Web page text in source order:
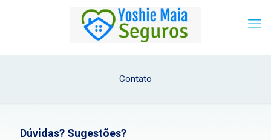
Contato
Dúvidas? Sugestões?